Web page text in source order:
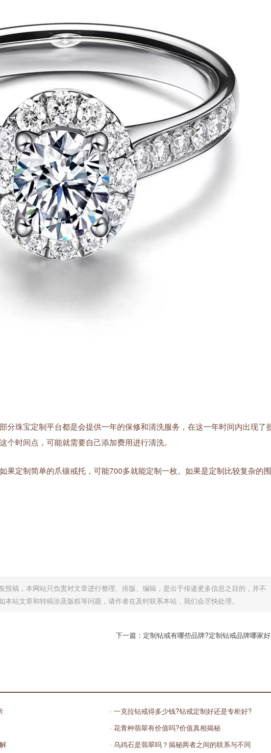
珠宝定制平台都是会提供一年的保修和清洗服务，在这一年时间内出现了
时间点，可能就需要自己添加费用进行清洗。
定制简单的爪镶戒托，可能700多就能定制一枚。如果是定制比较复杂的围
投稿，本网站只负责对文章进行整理、排版、编辑，是出于传递更多信息之目的，并不
站文章和转稿涉及版权等问题，请作者在及时联系本站，我们会尽快处理。
下一篇： 定制钻戒有哪些品牌?定制钻戒品牌哪家
· 一克拉钻戒得多少钱?钻戒定制好还是专柜好?
· 花青种翡翠有价值吗?价值真相揭秘
· 乌鸡石是翡翠吗？揭秘两者之间的联系与不同